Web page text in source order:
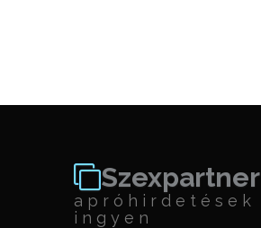
Szexpartner
apróhirdetések
ingyen